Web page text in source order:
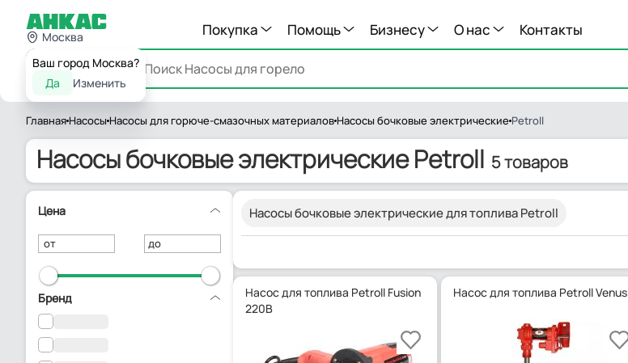
Москва
Ваш город Москва?
Да
Изменить
Покупка Помощь Бизнесу О нас Контакты
Каталог
Главная Насосы Насосы для горюче-смазочных материалов Насосы бочковые электрические Petroll
Насосы бочковые электрические Petroll 5 товаров
Цена
от до
Бренд
Насосы бочковые электрические для топлива Petroll
Насос для топлива Petroll Fusion
220В
Насос для топлива Petroll Venus